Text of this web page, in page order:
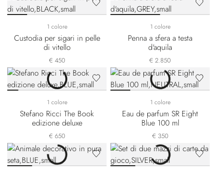
1 colore
Custodia per sigari in pelle
di vitello
€ 450
1 colore
Penna a sfera a testa
d'aquila
€ 2.850
1 colore
Stefano Ricci The Book
edizione deluxe
€ 650
1 colore
Eau de parfum SR Eight
Blue 100 ml
€ 350